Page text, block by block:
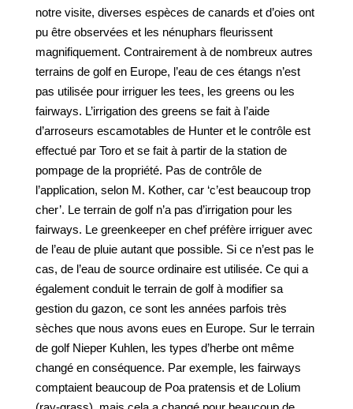
notre visite, diverses espèces de canards et d’oies ont
pu être observées et les nénuphars fleurissent
magnifiquement. Contrairement à de nombreux autres
terrains de golf en Europe, l’eau de ces étangs n’est
pas utilisée pour irriguer les tees, les greens ou les
fairways. L’irrigation des greens se fait à l’aide
d’arroseurs escamotables de Hunter et le contrôle est
effectué par Toro et se fait à partir de la station de
pompage de la propriété. Pas de contrôle de
l’application, selon M. Kother, car ‘c’est beaucoup trop
cher’. Le terrain de golf n’a pas d’irrigation pour les
fairways. Le greenkeeper en chef préfère irriguer avec
de l’eau de pluie autant que possible. Si ce n’est pas le
cas, de l’eau de source ordinaire est utilisée. Ce qui a
également conduit le terrain de golf à modifier sa
gestion du gazon, ce sont les années parfois très
sèches que nous avons eues en Europe. Sur le terrain
de golf Nieper Kuhlen, les types d’herbe ont même
changé en conséquence. Par exemple, les fairways
comptaient beaucoup de Poa pratensis et de Lolium